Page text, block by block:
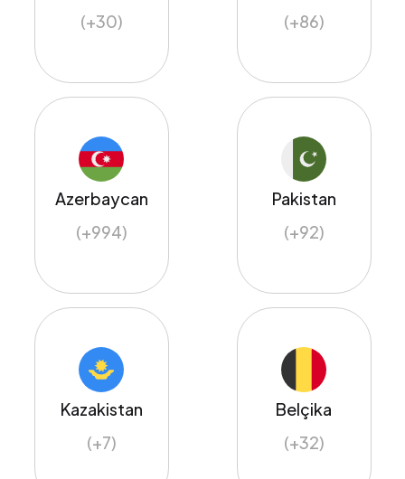
(+30)
(+86)
Azerbaycan
(+994)
Pakistan
(+92)
Kazakistan
(+7)
Belçika
(+32)